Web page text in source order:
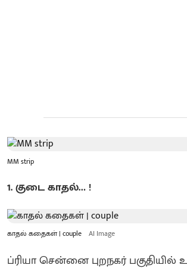
MM strip
1. குடை காதல்… !
காதல் கதைகள் | couple AI Image
ப்ரியா சென்னை புறநகர் பகுதியில்